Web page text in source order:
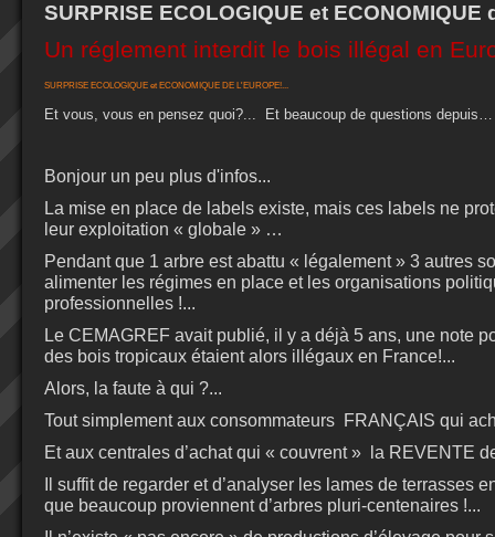
SURPRISE ECOLOGIQUE et ECONOMIQUE
Un réglement interdit le bois illégal en
SURPRISE ECOLOGIQUE et ECONOMIQUE DE L'EUROPE!...
Et vous, vous en pensez quoi?... Et beaucoup de questions
Bonjour un peu plus d'infos...
La mise en place de labels existe, mais ces labels ne
leur exploitation « globale » …
Pendant que 1 arbre est abattu « légalement » 3 autres
alimenter les régimes en place et les organisations
professionnelles !...
Le CEMAGREF avait publié, il y a déjà 5 ans, une note
des bois tropicaux étaient alors illégaux en France!...
Alors, la faute à qui ?...
Tout simplement aux consommateurs FRANÇAIS qui
Et aux centrales d’achat qui « couvrent » la REVENTE
Il suffit de regarder et d’analyser les lames de terrasses
que beaucoup proviennent d’arbres pluri-centenaires !...